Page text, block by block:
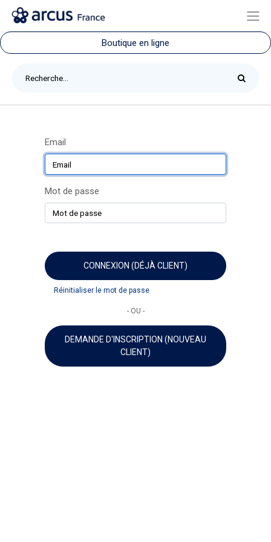
Boutique en ligne
Email
Mot de passe
CONNEXION (DÉJÀ CLIENT)
Réinitialiser le mot de passe
- OU -
DEMANDE D'INSCRIPTION (NOUVEAU
CLIENT)